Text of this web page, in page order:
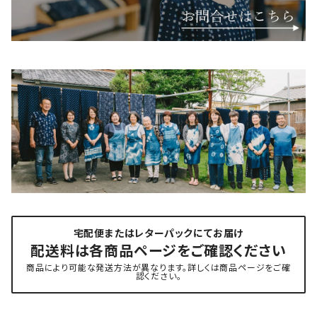
宅配便またはレターパックにてお届け
配送料は各商品ページをご確認ください
商品により可能な発送方法が異なります。詳しくは商品ページをご確
認ください。